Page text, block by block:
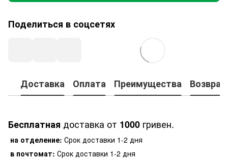
Поделиться в соцсетях
Доставка Оплата Преимущества Возврат
Бесплатная доставка от 1000 гривен.
на отделение: Срок доставки 1-2 дня
в почтомат: Срок доставки 1-2 дня